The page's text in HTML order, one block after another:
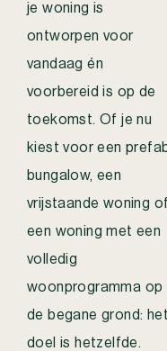
je woning is
ontworpen voor
vandaag én
voorbereid is op de
toekomst. Of je nu
kiest voor een
bungalow, een
vrijstaande woning of
een woning met een
volledig
woonprogramma op
de begane grond: het
doel is hetzelfde.